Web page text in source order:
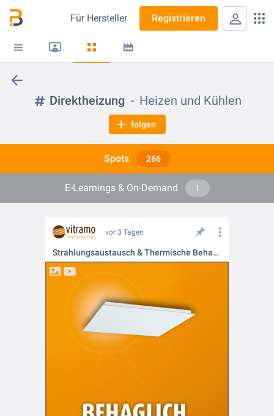
Für Hersteller Registrieren
Direktheizung Heizen und Kühlen
folgen
Spots 266
E-Learnings & On-Demand 1
vor 3 Tagen
Strahlungsaustausch & Thermische Behaglichkeit – Warum die Physik beim Heizen entscheidend ist